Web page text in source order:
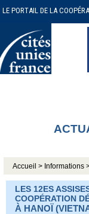
LE PORTAIL DE LA
Accueil > Informations
LES 12ES
COOPÉRATION
À HANOÏ